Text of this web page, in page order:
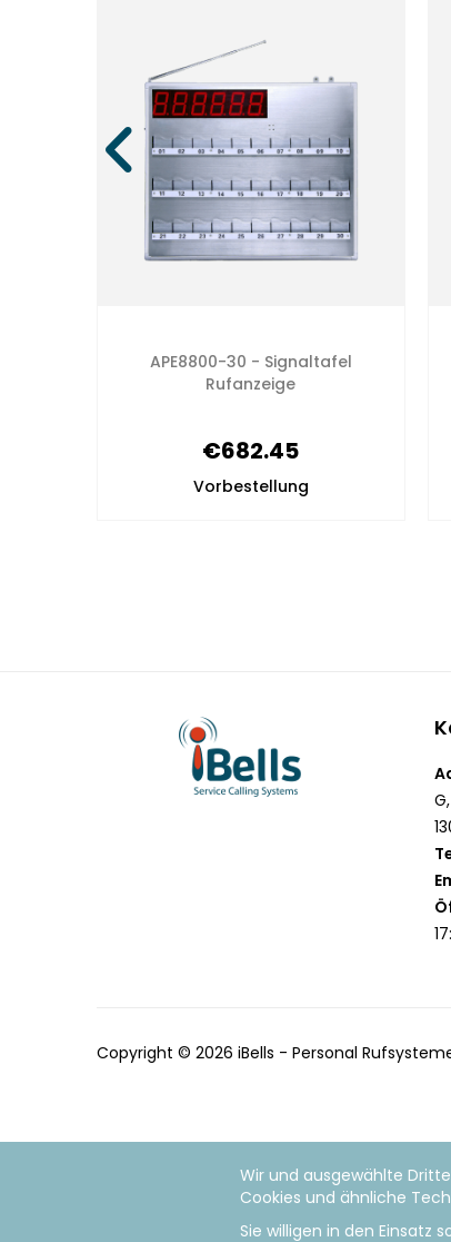
Wir und ausgewählte
Cookies und ähnliche
Sie willigen in den Einsatz
APE8800-30 - Signaltafel
Rufanzeige
€682.45
Vorbestellung
G,
Copyright © 2026 iBells - Personal